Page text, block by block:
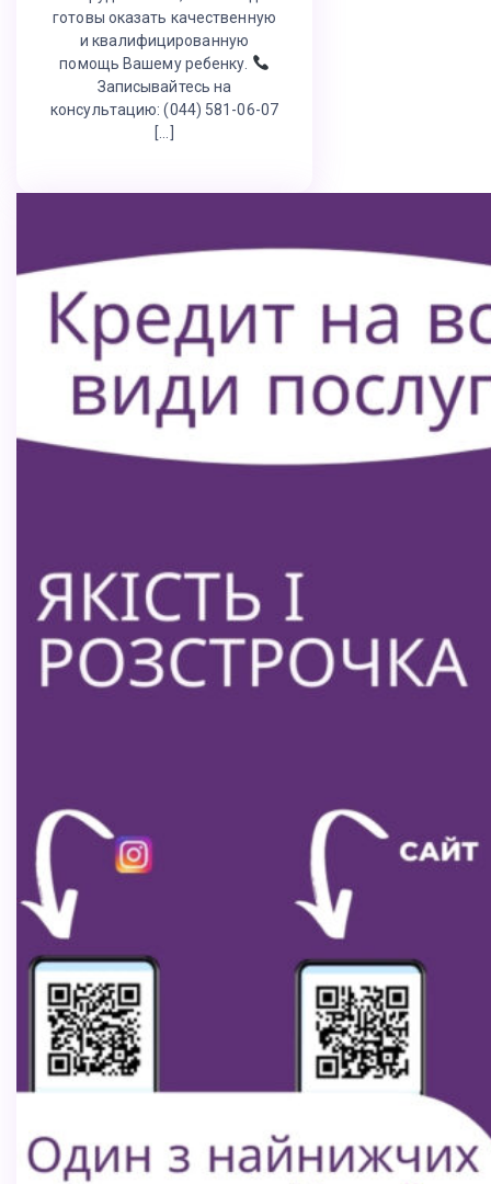
готовы оказать качественную
и квалифицированную
помощь Вашему ребенку.
Записывайтесь на
консультацию: (044) 581-06-07
[…]